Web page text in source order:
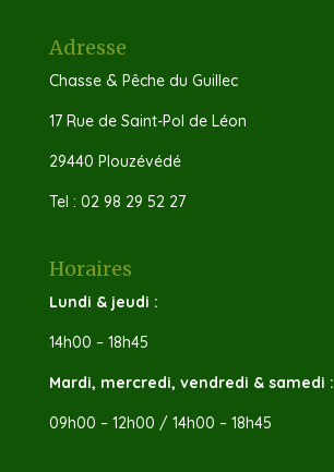
Adresse
Chasse & Pêche du Guillec
17 Rue de Saint-Pol de Léon
29440 Plouzévédé
Tel : 02 98 29 52 27
Horaires
Lundi & jeudi :
14h00 – 18h45
Mardi, mercredi, vendredi & samedi :
09h00 – 12h00 / 14h00 – 18h45